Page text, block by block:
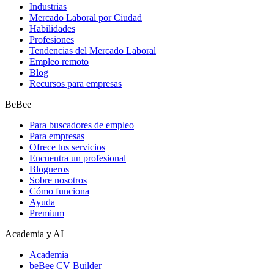
Industrias
Mercado Laboral por Ciudad
Habilidades
Profesiones
Tendencias del Mercado Laboral
Empleo remoto
Blog
Recursos para empresas
BeBee
Para buscadores de empleo
Para empresas
Ofrece tus servicios
Encuentra un profesional
Blogueros
Sobre nosotros
Cómo funciona
Ayuda
Premium
Academia y AI
Academia
beBee CV Builder